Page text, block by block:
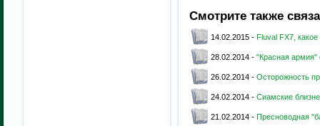
Смотрите также
14.02.2015 - Fluval FX7,
28.02.2014 - "Красная
26.02.2014 - Осторожность
24.02.2014 - Сиамские
21.02.2014 - Пресноводная